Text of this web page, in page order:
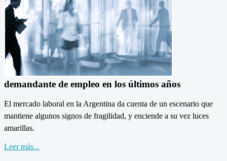
demandante de empleo en los últimos años
El mercado laboral en la Argentina da cuenta de un escenario que
mantiene algunos signos de fragilidad, y enciende a su vez luces
amarillas.
Leer más...